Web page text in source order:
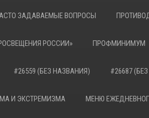
ЗАДАВАЕМЫЕ ВОПРОСЫ
РОССИИ» ПРОФМИНИМУМ
#26559 (БЕЗ НАЗВАНИЯ) #26687
И ЭКСТРЕМИЗМА МЕНЮ